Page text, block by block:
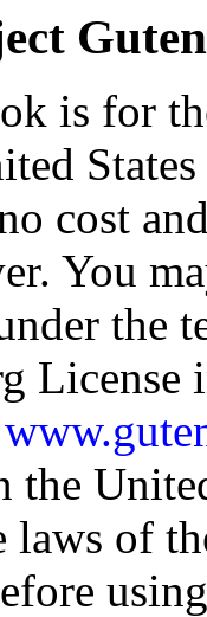
is for
cost
You
the
the
laws of